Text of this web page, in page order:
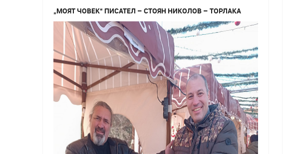
„МОЯТ ЧОВЕК“ ПИСАТЕЛ – СТОЯН НИКОЛОВ – ТОРЛАКА